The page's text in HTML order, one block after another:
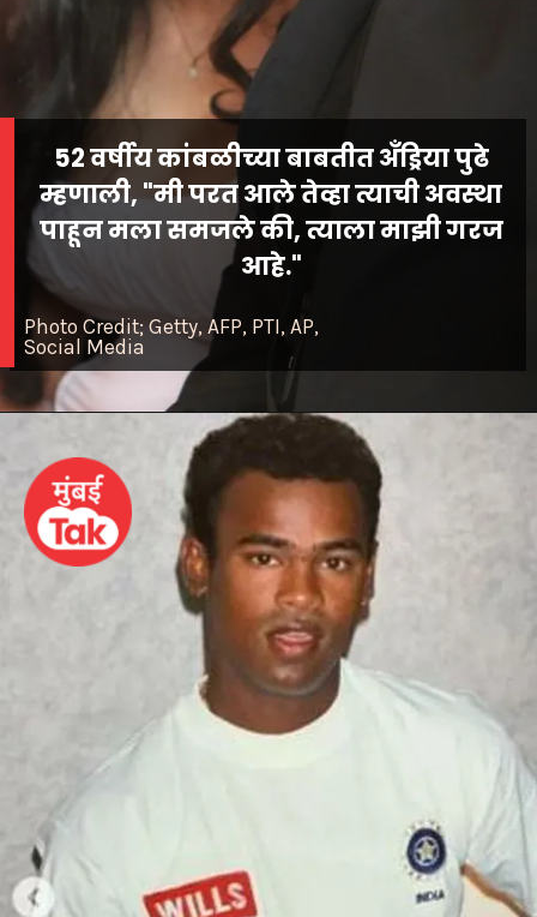
Photo Credit; Getty, AFP, PTI, AP,
Social Media
52 वर्षीय कांबळीच्या बाबतीत अँड्रिया पुढे
म्हणाली, "मी परत आले तेव्हा त्याची अवस्था
पाहून मला समजले की, त्याला माझी गरज
आहे."